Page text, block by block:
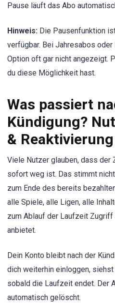
Pause läuft das Abo
Hinweis: Die Pausenfunktion
verfügbar. Bei Jahresabos
Option oft gar nicht angezeigt.
du diese Möglichkeit hast.
Was passiert
Kündigung?
& Reaktivierung
Viele Nutzer glauben, dass der
sofort weg ist. Das stimmt
zum Ende des bereits
alle Spiele, alle Ligen, alle
zum Ablauf der Laufzeit Zugriff
anbietet.
Dein Konto bleibt nach der
dich weiterhin einloggen,
sobald die Laufzeit endet. Der
automatisch gelöscht.